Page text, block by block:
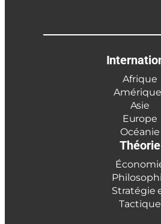
Afrique
Asie
Europe
Océanie
Théorie
Stratégie
Tactique